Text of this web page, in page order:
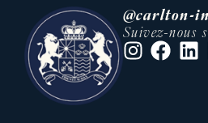
@carlton-
Suivez-nous